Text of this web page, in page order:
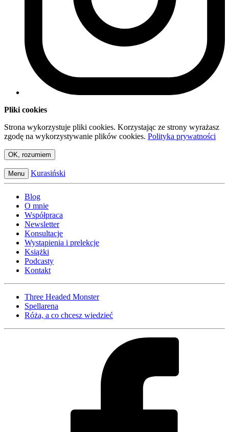
Pliki cookies
Strona wykorzystuje pliki cookies. Korzystając ze strony wyrażasz
zgodę na wykorzystywanie plików cookies. Polityka prywatności
OK, rozumiem
Menu Kurasiński
Blog
O mnie
Współpraca
Newsletter
Konsultacje
Wystąpienia i prelekcje
Książki
Podcasty
Kontakt
Three Headed Monster
Spellarena
Róża, a co chcesz wiedzieć